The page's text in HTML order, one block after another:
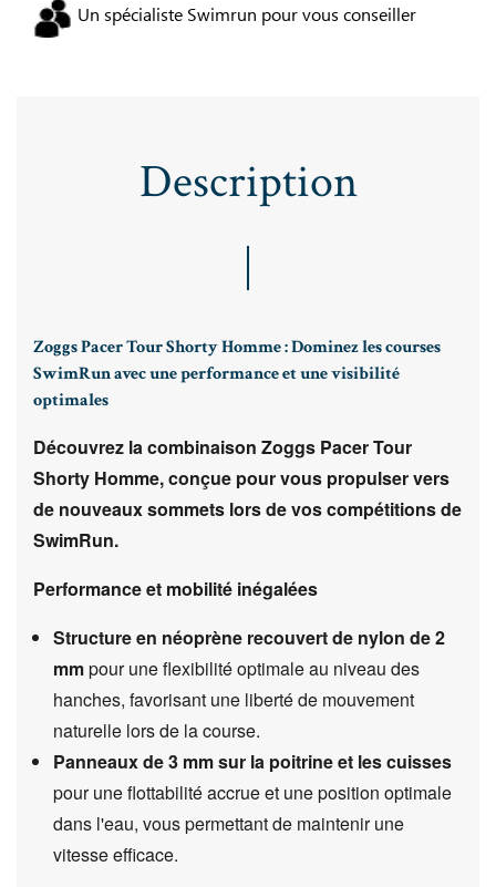
Un spécialiste Swimrun pour vous conseiller
Description
Zoggs Pacer Tour Shorty Homme : Dominez les courses
SwimRun avec une performance et une visibilité
optimales
Découvrez la combinaison Zoggs Pacer Tour
Shorty Homme, conçue pour vous propulser vers
de nouveaux sommets lors de vos compétitions de
SwimRun.
Performance et mobilité inégalées
Structure en néoprène recouvert de nylon de 2
mmpour une flexibilité optimale au niveau des
hanches, favorisant une liberté de mouvement
naturelle lors de la course.
Panneaux de 3 mm sur la poitrine et les cuisses
pour une flottabilité accrue et une position optimale
dans l'eau, vous permettant de maintenir une
vitesse efficace.